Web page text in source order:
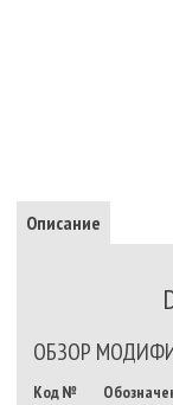
Описание
ОБЗОР
Код №